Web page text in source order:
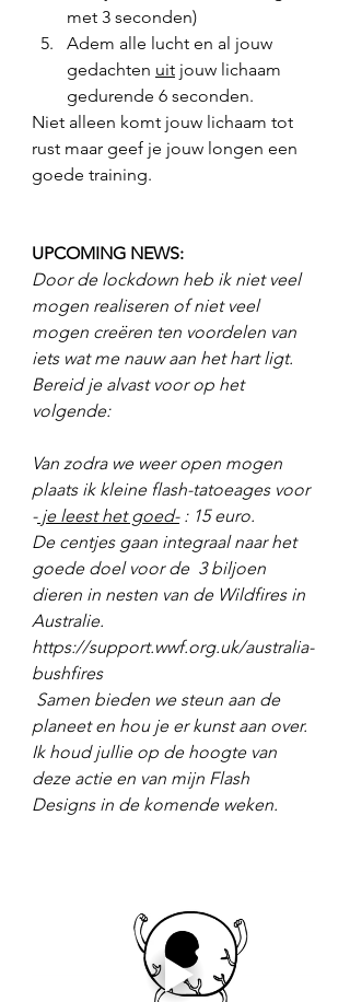
met 3 seconden)
Adem alle lucht en al jouw
gedachten uit jouw lichaam
gedurende 6 seconden.
Niet alleen komt jouw lichaam tot
rust maar geef je jouw longen een
goede training.
UPCOMING NEWS:
Door de lockdown heb ik niet veel
mogen realiseren of niet veel
mogen creëren ten voordelen van
iets wat me nauw aan het hart ligt.
Bereid je alvast voor op het
volgende:
Van zodra we weer open mogen
plaats ik kleine flash-tatoeages voor
- je leest het goed- : 15 euro.
De centjes gaan integraal naar het
goede doel voor de  3 biljoen
dieren in nesten van de Wildfires in
Australie.
https://support.wwf.org.uk/australia-
bushfires
planeet en hou je er kunst aan over.
Ik houd jullie op de hoogte van
deze actie en van mijn Flash
Designs in de komende weken.